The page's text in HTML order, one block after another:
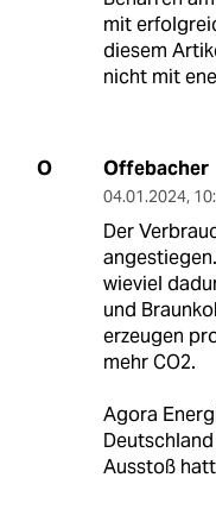
mit
diesem
nicht mit
O Offebacher
04.01.2024,
Der
wieviel
und
erzeugen
mehr CO2.
Agora
Ausstoß